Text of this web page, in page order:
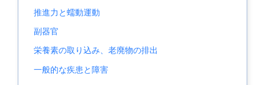
推進力と蠕動運動
副器官
栄養素の取り込み、老廃物の排出
一般的な疾患と障害